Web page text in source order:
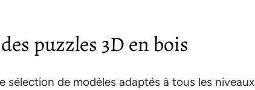
puzzles 3D en bois
sélection de modèles adaptés à tous les niveaux